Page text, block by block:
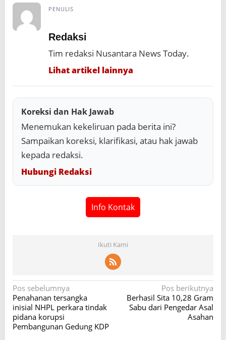
PENULIS
Redaksi
Tim redaksi Nusantara News Today.
Lihat artikel lainnya
Koreksi dan Hak Jawab
Menemukan kekeliruan pada berita ini?
Sampaikan koreksi, klarifikasi, atau hak jawab
kepada redaksi.
Hubungi Redaksi
Info Kontak
Ikuti Kami
N
a
v
i
Pos sebelumnya
Penahanan tersangka
inisial NHPL perkara tindak
pidana korupsi
Pembangunan Gedung KDP
Pos berikutnya
Berhasil Sita 10,28 Gram
Sabu dari Pengedar Asal
Asahan